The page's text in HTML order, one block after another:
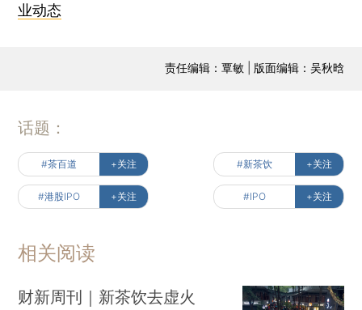
业动态
责任编辑：覃敏 | 版面编辑：吴秋晗
话题：
#茶百道 +关注 #新茶饮 +关注
#港股IPO +关注 #IPO +关注
相关阅读
财新周刊｜新茶饮去虚火